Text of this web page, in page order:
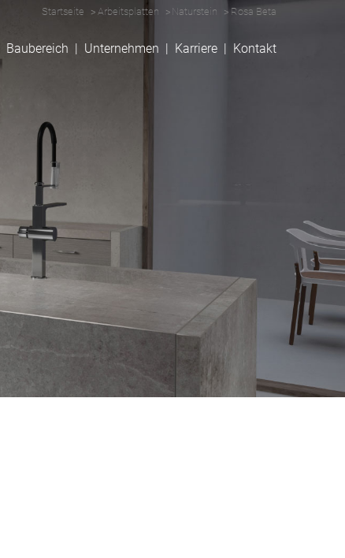
Startseite Arbeitsplatten Naturstein Rosa Beta
Baubereich Unternehmen Karriere Kontakt